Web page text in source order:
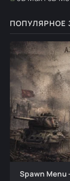
ПОПУЛЯРНОЕ
Spawn Menu